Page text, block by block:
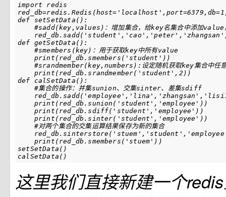
import redis
def setSetData():
#sadd(key,values)：增加集合，给key名集合中添加value
def getSetData():
    #smembers(key)：用于获取key中所有value
    print(red_db.smembers('student'))
#srandmember(key,numbers):设定随机获取key集合中任
    print(red_db.srandmember('student',2))
def calSetData():
    #集合的操作：并集sunion、交集sinter、差集sdiff
    print(red_db.sunion('student','employee'))
    print(red_db.sdiff('student','employee'))
    print(red_db.sinter('student','employee'))
    #对两个集合的交集运算结果保存为新的集合
    print(red_db.smembers('stuem'))
setSetData()
calSetData()
这里我们直接新建一个